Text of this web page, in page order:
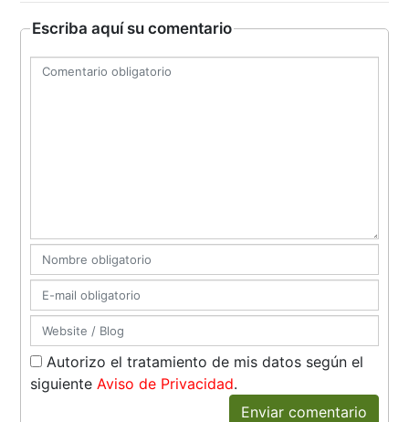
Escriba aquí su comentario
Autorizo el tratamiento de mis datos según el
siguiente Aviso de Privacidad.
Enviar comentario